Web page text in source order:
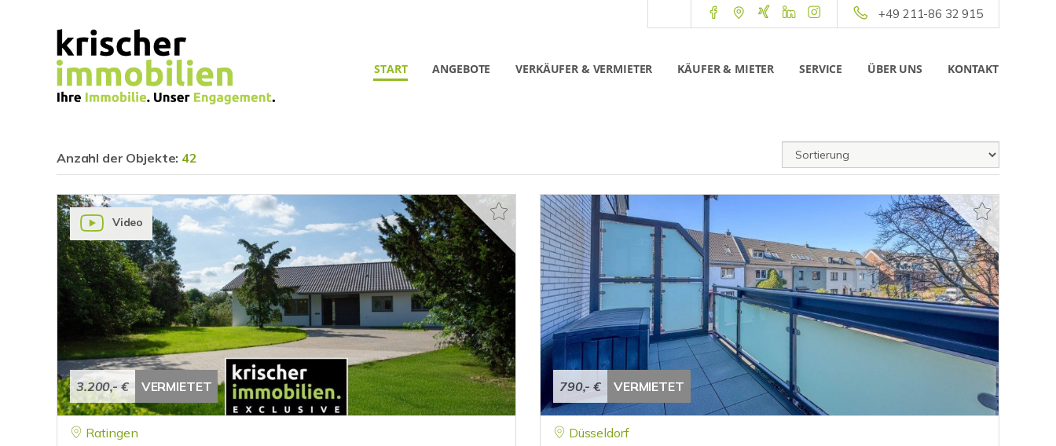
+49 211-86 32 915
START ANGEBOTE VERKÄUFER & VERMIETER KÄUFER & MIETER SERVICE ÜBER UNS KONTAKT
Anzahl der Objekte: 42
3.200,- € VERMIETET
Video
Ratingen
790,- € VERMIETET
Düsseldorf